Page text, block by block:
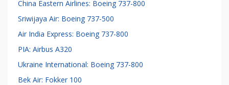
China Eastern Airlines: Boeing 737-800
Sriwijaya Air: Boeing 737-500
Air India Express: Boeing 737-800
PIA: Airbus A320
Ukraine International: Boeing 737-800
Bek Air: Fokker 100